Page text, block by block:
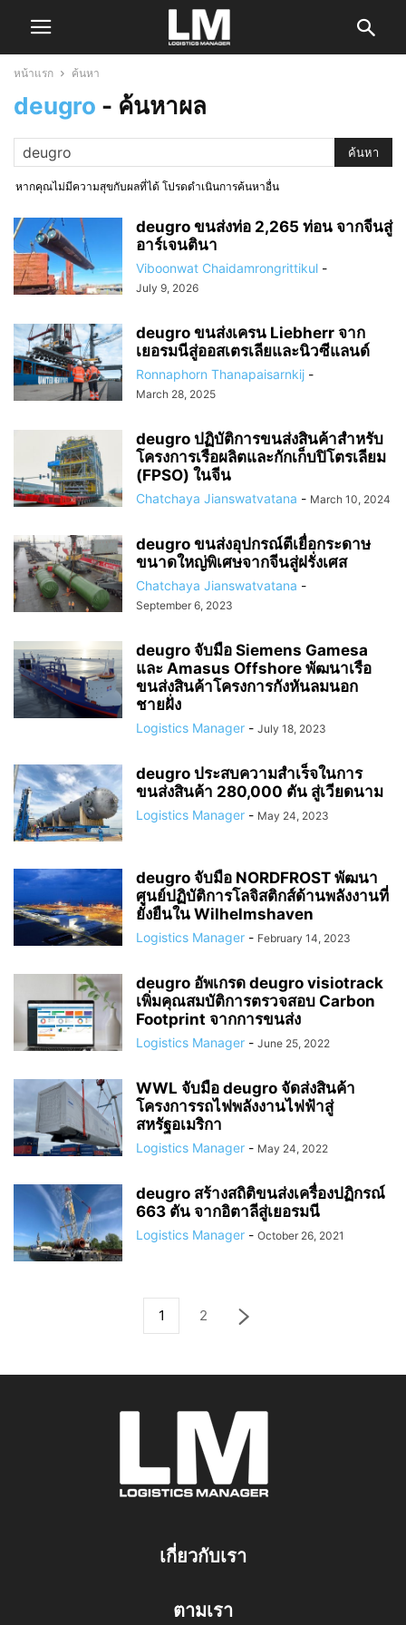
หน้าแรก ค้นหา
deugro - ค้นหาผล
หากคุณไม่มีความสุขกับผลที่ได้ โปรดดำเนินการค้นหาอื่น
deugro ขนส่งท่อ 2,265 ท่อน จากจีนสู่
อาร์เจนตินา
Viboonwat Chaidamrongrittikul -
July 9, 2026
deugro ขนส่งเครน Liebherr จาก
เยอรมนีสู่ออสเตรเลียและนิวซีแลนด์
Ronnaphorn Thanapaisarnkij -
March 28, 2025
deugro ปฏิบัติการขนส่งสินค้าสำหรับ
โครงการเรือผลิตและกักเก็บปิโตรเลียม
(FPSO) ในจีน
Chatchaya Jianswatvatana - March 10, 2024
deugro ขนส่งอุปกรณ์ตีเยื่อกระดาษ
ขนาดใหญ่พิเศษจากจีนสู่ฝรั่งเศส
Chatchaya Jianswatvatana -
September 6, 2023
deugro จับมือ Siemens Gamesa
และ Amasus Offshore พัฒนาเรือ
ขนส่งสินค้าโครงการกังหันลมนอก
ชายฝั่ง
Logistics Manager - July 18, 2023
deugro ประสบความสำเร็จในการ
ขนส่งสินค้า 280,000 ตัน สู่เวียดนาม
Logistics Manager - May 24, 2023
deugro จับมือ NORDFROST พัฒนา
ศูนย์ปฏิบัติการโลจิสติกส์ด้านพลังงานที่
ยั่งยืนใน Wilhelmshaven
Logistics Manager - February 14, 2023
deugro อัพเกรด deugro visiotrack
เพิ่มคุณสมบัติการตรวจสอบ Carbon
Footprint จากการขนส่ง
Logistics Manager - June 25, 2022
WWL จับมือ deugro จัดส่งสินค้า
โครงการรถไฟพลังงานไฟฟ้าสู่
สหรัฐอเมริกา
Logistics Manager - May 24, 2022
deugro สร้างสถิติขนส่งเครื่องปฏิกรณ์
663 ตัน จากอิตาลีสู่เยอรมนี
Logistics Manager - October 26, 2021
1 2
เกี่ยวกับเรา
ตามเรา